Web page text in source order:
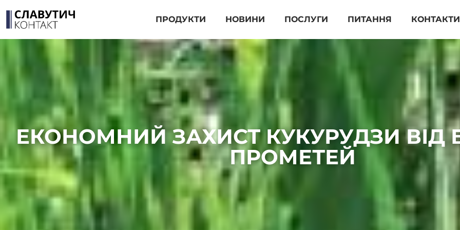
ПРОДУКТИ НОВИНИ ПОСЛУГИ ПИТАННЯ КОНТАКТИ
ЕКОНОМНИЙ ЗАХИСТ КУКУРУДЗИ ВІД
ПРОМЕТЕЙ